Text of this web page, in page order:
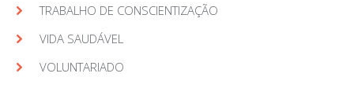
TRABALHO DE CONSCIENTIZAÇÃO
VIDA SAUDÁVEL
VOLUNTARIADO